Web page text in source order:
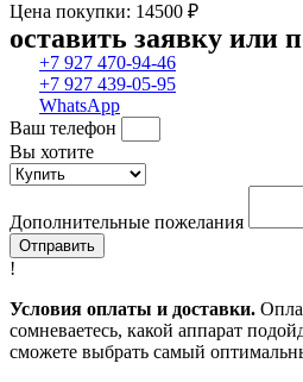
Цена покупки: 14500 ₽
оставить заявку или
+7 927 470-94-46
+7 927 439-05-95
WhatsApp
Ваш телефон
Вы хотите
Дополнительные пожелания
Отправить
!
Условия оплаты и доставки.
сомневаетесь, какой аппарат
сможете выбрать самый